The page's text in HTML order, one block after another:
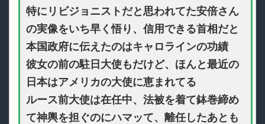
特にリビジョニストだと思われてた安倍さん
の実像をいち早く悟り、信用できる首相だと
本国政府に伝えたのはキャロラインの功績
彼女の前の駐日大使もだけど、ほんと最近の
日本はアメリカの大使に恵まれてる
ルース前大使は在任中、法被を着て鉢巻締め
て神輿を担ぐのにハマッて、離任したあとも